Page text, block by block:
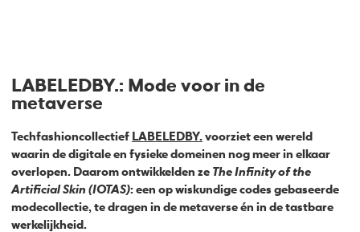
LABELEDBY.: Mode voor in de
metaverse
Techfashioncollectief LABELEDBY. voorziet een wereld
waarin de digitale en fysieke domeinen nog meer in elkaar
overlopen. Daarom ontwikkelden ze The Infinity of the
Artificial Skin (IOTAS): een op wiskundige codes gebaseerde
modecollectie, te dragen in de metaverse én in de tastbare
werkelijkheid.